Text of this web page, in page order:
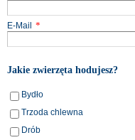
E-Mail *
Jakie zwierzęta hodujesz?
Bydło
Trzoda chlewna
Drób